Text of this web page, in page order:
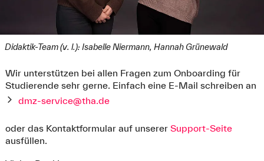
Didaktik-Team (v. l.): Isabelle Niermann, Hannah Grünewald
Wir unterstützen bei allen Fragen zum Onboarding für
Studierende sehr gerne. Einfach eine E-Mail schreiben an
dmz-service@tha.de
oder das Kontaktformular auf unserer Support-Seite
ausfüllen.